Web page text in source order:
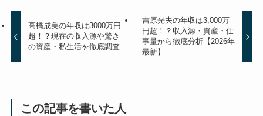
高橋成美の年収は3000万円
超！？現在の収入源や驚き
の資産・私生活を徹底調査
吉原光夫の年収は3,000万
円超！？収入源・資産・仕
事量から徹底分析【2026年
最新】
この記事を書いた人